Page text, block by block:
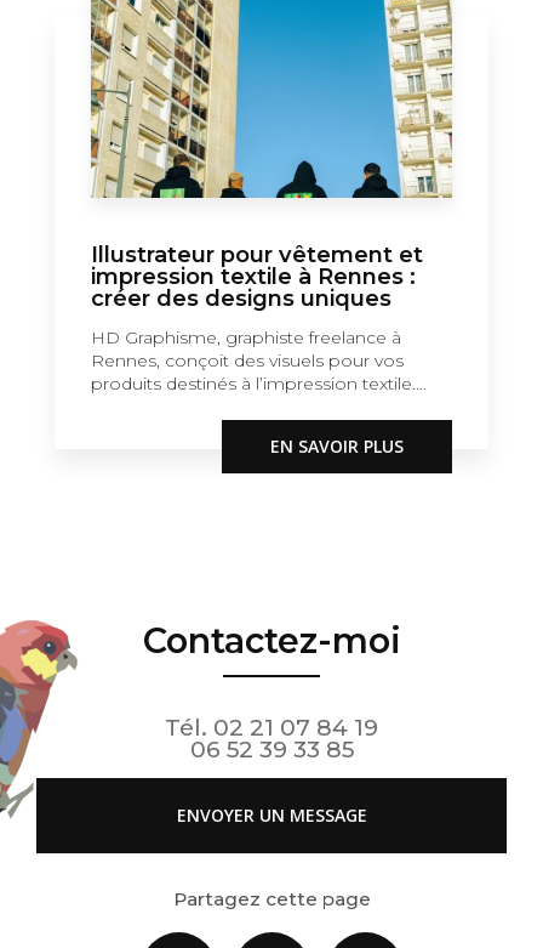
Illustrateur pour vêtement et
impression textile à Rennes :
créer des designs uniques
HD Graphisme, graphiste freelance à
Rennes, conçoit des visuels pour vos
produits destinés à l’impression textile....
EN SAVOIR PLUS
Contactez-moi
Tél. 02 21 07 84 19
06 52 39 33 85
ENVOYER UN MESSAGE
Partagez cette page
Facebook